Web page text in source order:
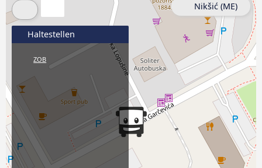
Haltestellen
ZOB
Nikšić (ME)